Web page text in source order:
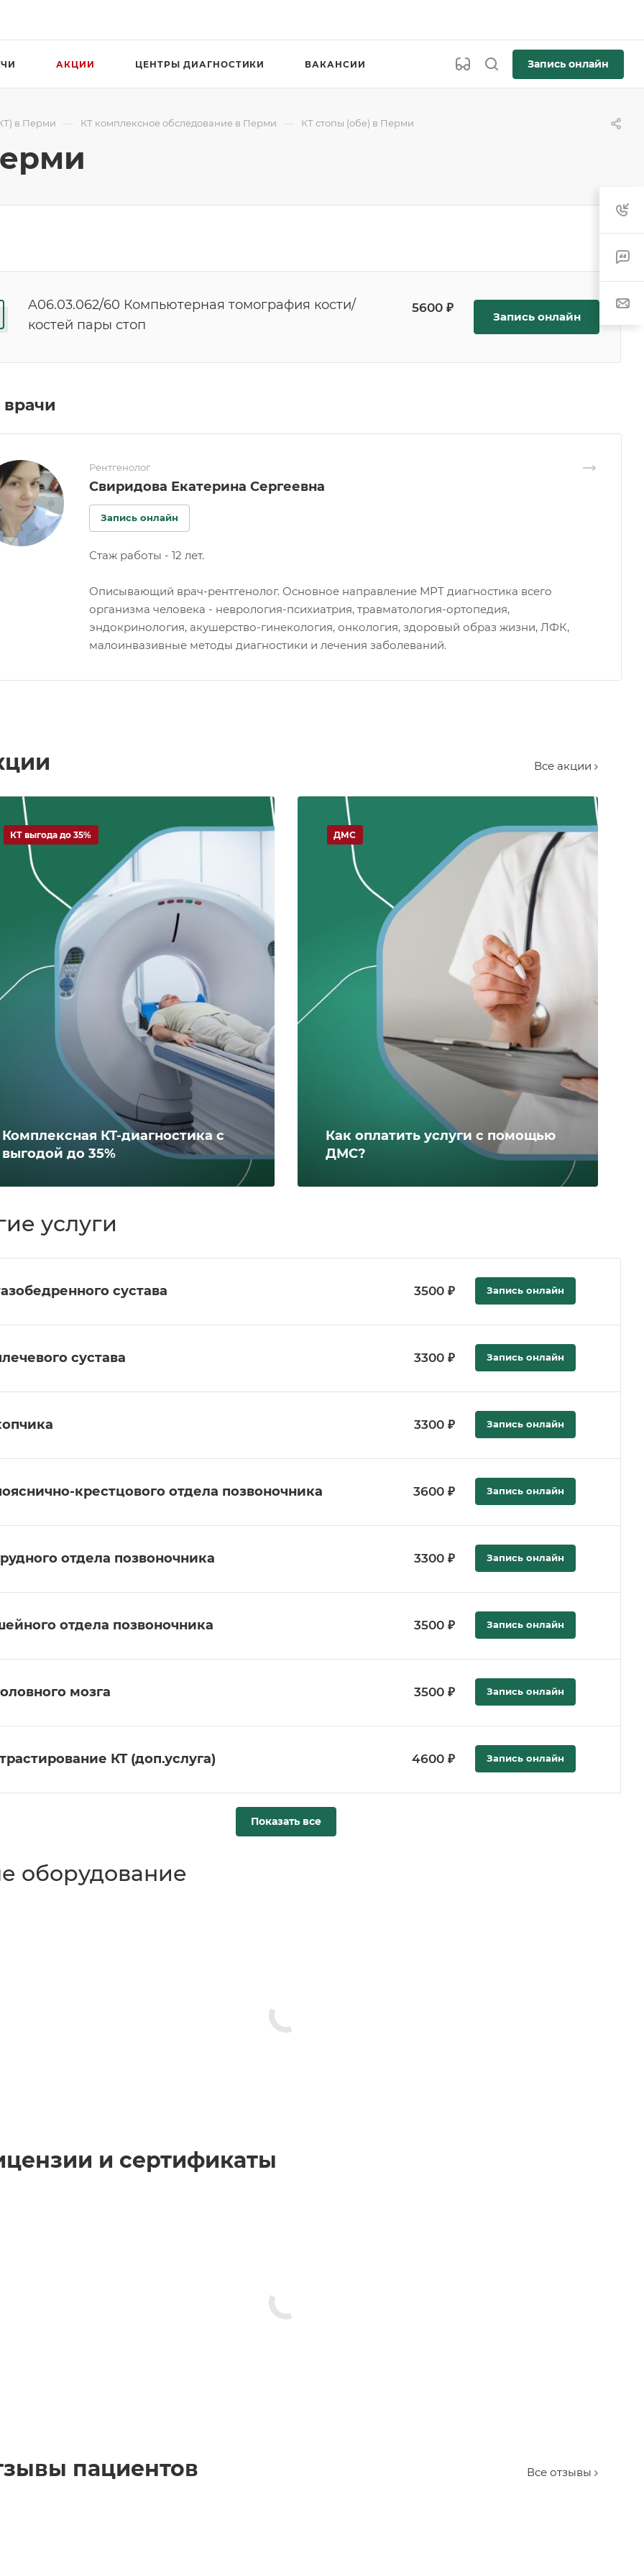
АКЦИИ ЦЕНТРЫ ДИАГНОСТИКИ ВАКАНСИИ Запись онлайн
в Перми — КТ комплексное обследование в Перми — КТ стопы (обе) в Перми
A06.03.062/60 Компьютерная томография кости/
костей пары стоп
5600 ₽
Запись онлайн
Рентгенолог
Свиридова Екатерина Сергеевна
Запись онлайн
Стаж работы - 12 лет.
Описывающий врач-рентгенолог. Основное направление МРТ диагностика всего
организма человека - неврология-психиатрия, травматология-ортопедия,
эндокринология, акушерство-гинекология, онкология, здоровый образ жизни, ЛФК,
малоинвазивные методы диагностики и лечения заболеваний.
Все акции
Комплексная КТ-диагностика с
выгодой до 35%
КТ выгода до 35%
Как оплатить услуги с помощью
ДМС?
ДМС
услуги
сустава 3500 ₽ Запись онлайн
сустава 3300 ₽ Запись онлайн
3300 ₽ Запись онлайн
крестцового отдела позвоночника 3600 ₽ Запись онлайн
отдела позвоночника 3300 ₽ Запись онлайн
отдела позвоночника 3500 ₽ Запись онлайн
мозга 3500 ₽ Запись онлайн
КТ (доп.услуга) 4600 ₽ Запись онлайн
Показать все
оборудование
и сертификаты
пациентов Все отзывы